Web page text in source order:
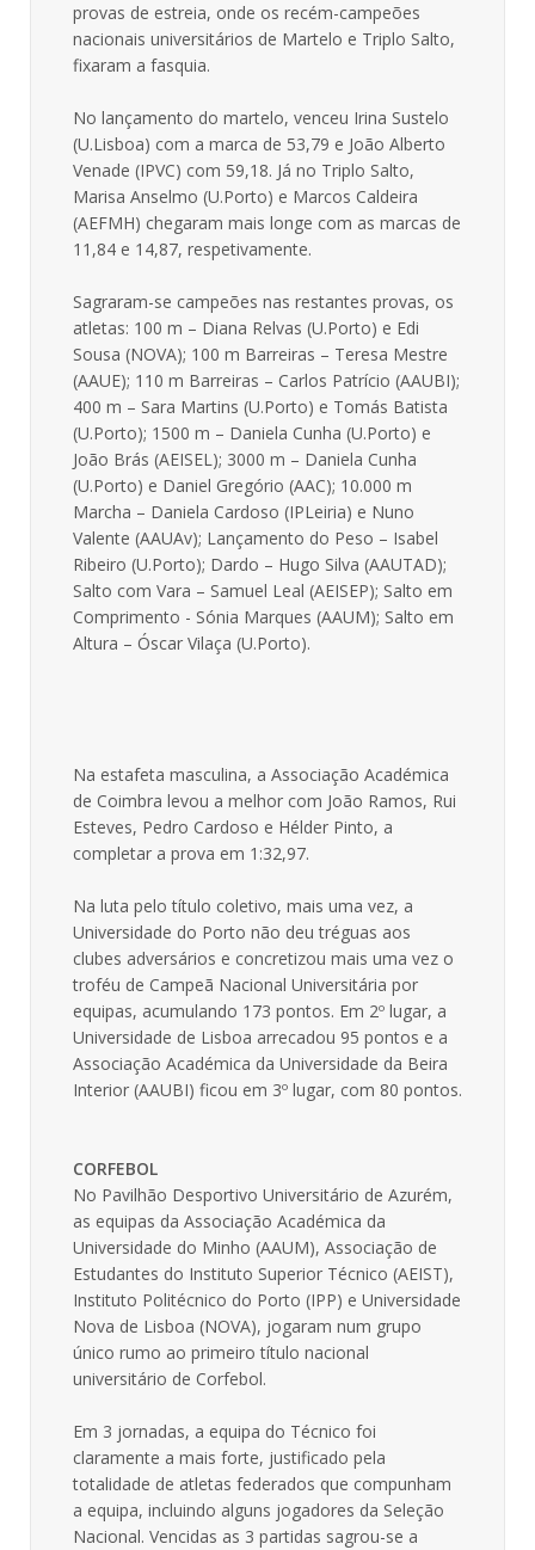
provas de estreia, onde os recém-campeões
nacionais universitários de Martelo e Triplo Salto,
fixaram a fasquia.
No lançamento do martelo, venceu Irina Sustelo
(U.Lisboa) com a marca de 53,79 e João Alberto
Venade (IPVC) com 59,18. Já no Triplo Salto,
Marisa Anselmo (U.Porto) e Marcos Caldeira
(AEFMH) chegaram mais longe com as marcas de
11,84 e 14,87, respetivamente.
Sagraram-se campeões nas restantes provas, os
atletas: 100 m – Diana Relvas (U.Porto) e Edi
Sousa (NOVA); 100 m Barreiras – Teresa Mestre
(AAUE); 110 m Barreiras – Carlos Patrício (AAUBI);
400 m – Sara Martins (U.Porto) e Tomás Batista
(U.Porto); 1500 m – Daniela Cunha (U.Porto) e
João Brás (AEISEL); 3000 m – Daniela Cunha
(U.Porto) e Daniel Gregório (AAC); 10.000 m
Marcha – Daniela Cardoso (IPLeiria) e Nuno
Valente (AAUAv); Lançamento do Peso – Isabel
Ribeiro (U.Porto); Dardo – Hugo Silva (AAUTAD);
Salto com Vara – Samuel Leal (AEISEP); Salto em
Comprimento - Sónia Marques (AAUM); Salto em
Altura – Óscar Vilaça (U.Porto).
Na estafeta masculina, a Associação Académica
de Coimbra levou a melhor com João Ramos, Rui
Esteves, Pedro Cardoso e Hélder Pinto, a
completar a prova em 1:32,97.
Na luta pelo título coletivo, mais uma vez, a
Universidade do Porto não deu tréguas aos
clubes adversários e concretizou mais uma vez o
troféu de Campeã Nacional Universitária por
equipas, acumulando 173 pontos. Em 2º lugar, a
Universidade de Lisboa arrecadou 95 pontos e a
Associação Académica da Universidade da Beira
Interior (AAUBI) ficou em 3º lugar, com 80 pontos.
CORFEBOL
No Pavilhão Desportivo Universitário de Azurém,
as equipas da Associação Académica da
Universidade do Minho (AAUM), Associação de
Estudantes do Instituto Superior Técnico (AEIST),
Instituto Politécnico do Porto (IPP) e Universidade
Nova de Lisboa (NOVA), jogaram num grupo
único rumo ao primeiro título nacional
universitário de Corfebol.
Em 3 jornadas, a equipa do Técnico foi
claramente a mais forte, justificado pela
totalidade de atletas federados que compunham
a equipa, incluindo alguns jogadores da Seleção
Nacional. Vencidas as 3 partidas sagrou-se a